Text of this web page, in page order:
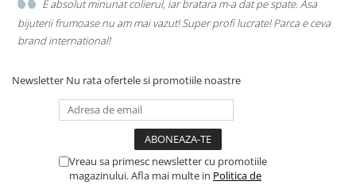
E absolut minunat colierul, iar bratara m-a dat pe spate. Asa
bijuterii frumoase nu am mai vazut! Super profi lucrate! Parca e ceva
brand international!
Newsletter Nu rata ofertele si promotiile noastre
Vreau sa primesc newsletter cu promotiile
magazinului. Afla mai multe in Politica de